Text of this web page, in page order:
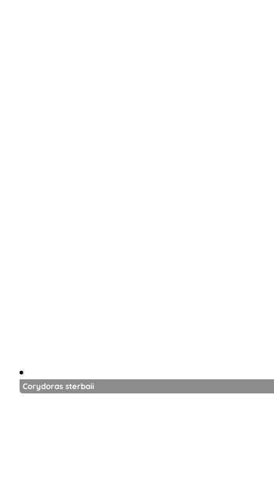
Corydoras sterbaii